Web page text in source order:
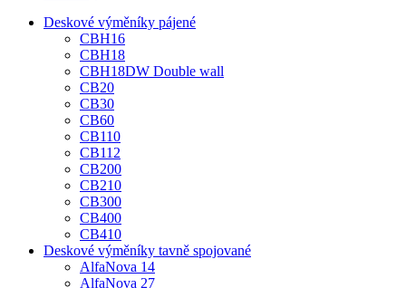
Deskové výměníky pájené
CBH16
CBH18
CBH18DW Double wall
CB20
CB30
CB60
CB110
CB112
CB200
CB210
CB300
CB400
CB410
Deskové výměníky tavně spojované
AlfaNova 14
AlfaNova 27